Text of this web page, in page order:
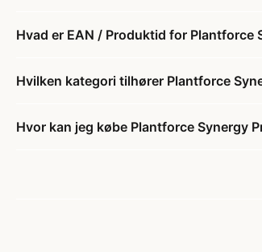
Hvad er EAN / Produktid for
Hvilken kategori tilhører Plantforce
Hvor kan jeg købe Plantforce Synergy